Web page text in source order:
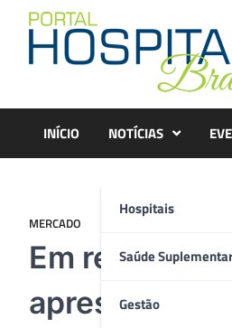
content
INÍCIO NOTÍCIAS
Hospitais
Saúde
Gestão
MERCADO
Em reunião
apresenta